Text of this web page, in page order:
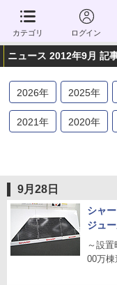
カテゴリ ログイン
ニュース 2012年9月 記
2026年 2025年
2021年 2020年
2006年
9月28日
シャ
ジュ
～設
00万棟